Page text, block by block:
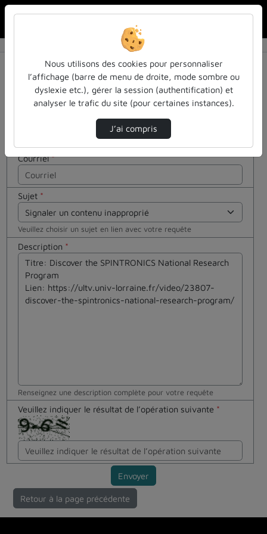
Contactez nous
Votre message
Courriel*
Sujet *
Veuillez choisir un sujet en lien avec votre requête
Description *
Renseignez une description complète pour votre requête
Veuillez indiquer le résultat de l’opération suivante *
Cocher
cette case
si vous êtes
un humain
Envoyer
Retour à la page précédente
Nous utilisons des cookies pour personnaliser
l’affichage (barre de menu de droite, mode sombre ou
dyslexie etc.), gérer la session (authentification) et
analyser le trafic du site (pour certaines instances).
J’ai compris